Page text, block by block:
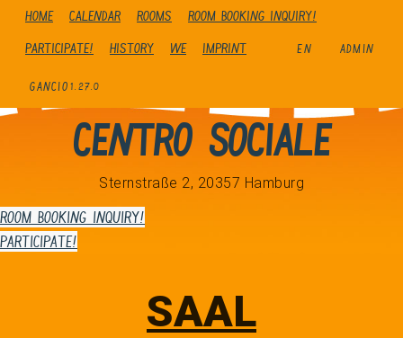
Home Calendar Rooms
Room booking inquiry!
Participate!
history We Imprint EN ADMIN
GANCIO 1.27.0
Centro Sociale
Sternstraße 2, 20357 Hamburg
Room booking inquiry!
Participate!
SAAL